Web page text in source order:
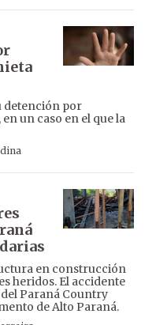
detención por
un caso en el que la
en construcción
heridos. El accidente
Paraná Country
de Alto Paraná.